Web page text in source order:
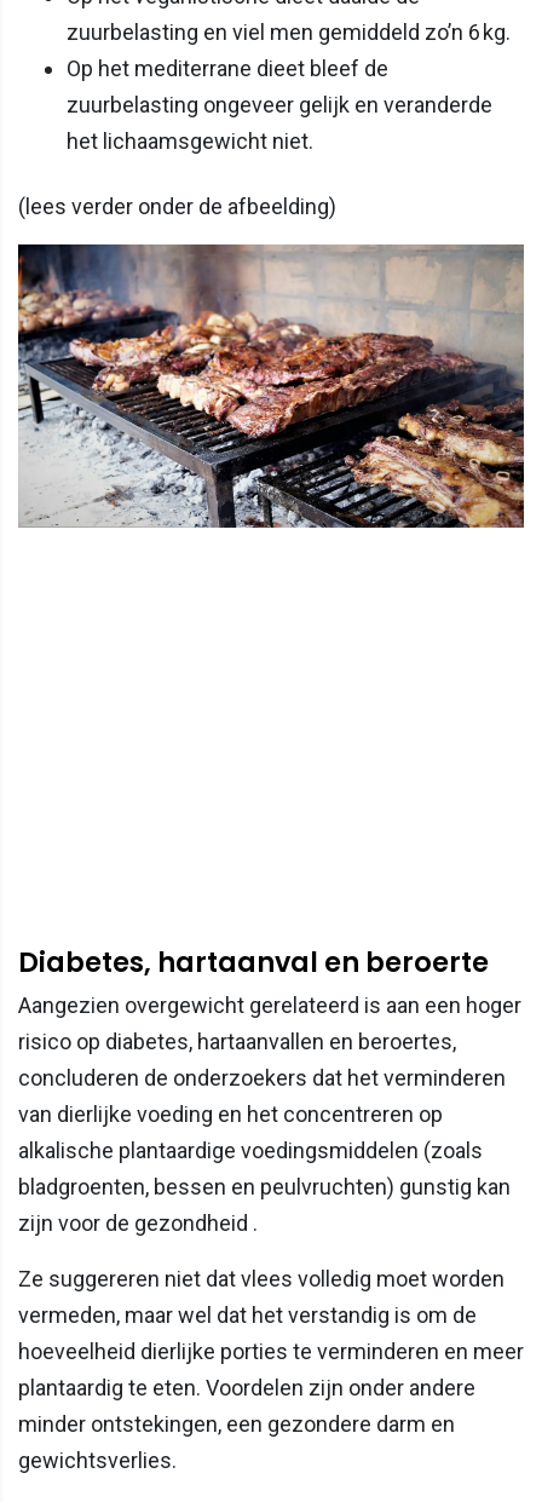
zuurbelasting en viel men gemiddeld zo’n 6 kg.
Op het mediterrane dieet bleef de
zuurbelasting ongeveer gelijk en veranderde
het lichaamsgewicht niet.
(lees verder onder de afbeelding)
Diabetes, hartaanval en beroerte
Aangezien overgewicht gerelateerd is aan een hoger
risico op diabetes, hartaanvallen en beroertes,
concluderen de onderzoekers dat het verminderen
van dierlijke voeding en het concentreren op
alkalische plantaardige voedingsmiddelen (zoals
bladgroenten, bessen en peulvruchten) gunstig kan
zijn voor de gezondheid .
Ze suggereren niet dat vlees volledig moet worden
vermeden, maar wel dat het verstandig is om de
hoeveelheid dierlijke porties te verminderen en meer
plantaardig te eten. Voordelen zijn onder andere
minder ontstekingen, een gezondere darm en
gewichtsverlies.